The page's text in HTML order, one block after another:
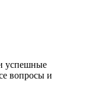
успешные
вопросы и